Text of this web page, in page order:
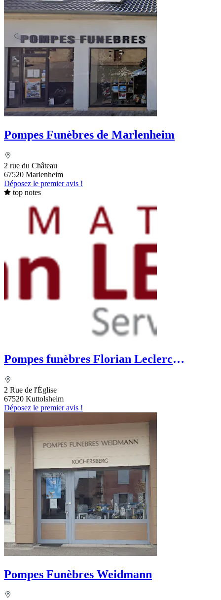
Pompes Funèbres de Marlenheim
2 rue du Château
67520 Marlenheim
Déposez le premier avis !
top notes
Pompes funèbres Florian Leclerc
2 Rue de l'Église
67520 Kuttolsheim
Déposez le premier avis !
Pompes Funèbres Weidmann